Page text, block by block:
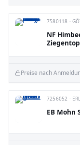
7580118 ·
NF
Preise nach
7256052 ·
EB Mohn